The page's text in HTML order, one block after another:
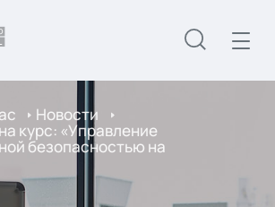
Новости
курс: «Управление
безопасностью на